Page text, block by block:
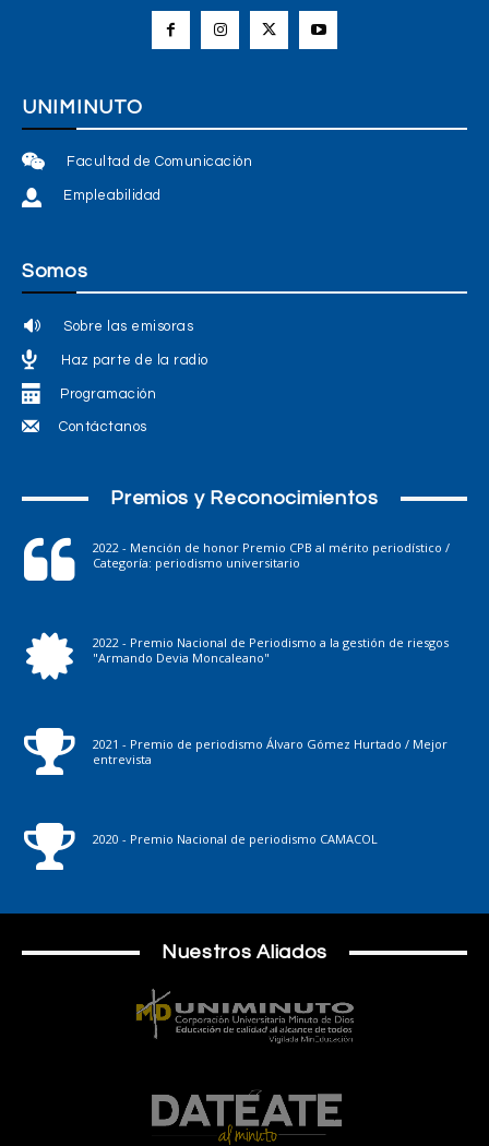
UNIMINUTO
Facultad de Comunicación
Empleabilidad
Somos
Sobre las emisoras
Haz parte de la radio
Programación
Contáctanos
Premios y Reconocimientos
2022 - Mención de honor Premio CPB al mérito periodístico /
Categoría: periodismo universitario
2022 - Premio Nacional de Periodismo a la gestión de riesgos
"Armando Devia Moncaleano"
2021 - Premio de periodismo Álvaro Gómez Hurtado / Mejor
entrevista
2020 - Premio Nacional de periodismo CAMACOL
Nuestros Aliados